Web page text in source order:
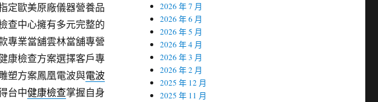
定歐美原廠儀器營養品
查中心擁有多元完整的
專業當舖雲林當舖專營
康檢查方案選擇客戶專
塑方案鳳凰電波與電波
台中健康檢查掌握自身
2026 年 7 月
2026 年 6 月
2026 年 5 月
2026 年 4 月
2026 年 3 月
2026 年 2 月
2025 年 12 月
2025 年 11 月